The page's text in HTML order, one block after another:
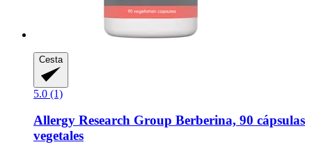
Cesta
5.0 (1)
Allergy Research Group Berberina, 90 cápsulas
vegetales